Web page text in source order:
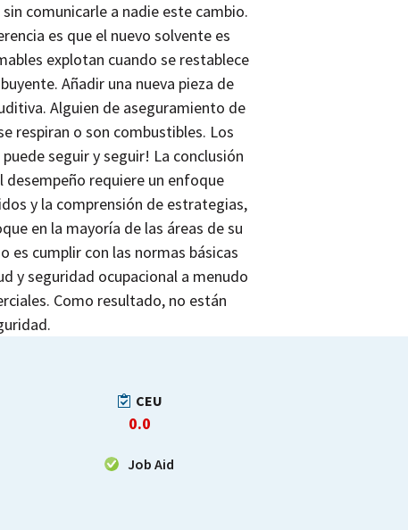
comunicarle a nadie este cambio.
es que el nuevo solvente es
explotan cuando se restablece
Añadir una nueva pieza de
Alguien de aseguramiento de
respiran o son combustibles. Los
seguir y seguir! La conclusión
desempeño requiere un enfoque
y la comprensión de estrategias,
en la mayoría de las áreas de su
es cumplir con las normas básicas
y seguridad ocupacional a menudo
Como resultado, no están
CEU
0.0
Job Aid